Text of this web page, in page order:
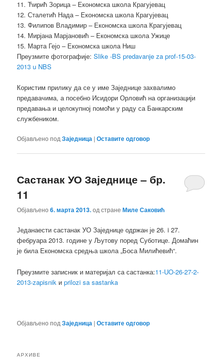
11. Ћирић Зорица – Економска школа Крагујевац
12. Сталетић Нада – Економска школа Крагујевац
13. Филипов Владимир – Економска школа Крагујевац
14. Мирјана Марјановић – Економска школа Ужице
15. Марта Гејо – Економска школа Ниш
Преузмите фотографије:Slike -BS predavanje za prof-15-03-
2013 u NBS
Користим прилику да се у име Заједнице захвалимо
предавачима, а посебно Исидори Орловић на организацији
предавања и целокупној помоћи у раду са Банкарским
службеником.
Објављено под Заједница |Оставите одговор
Састанак УО Заједнице – бр.
11
Објављено6. марта 2013.од странеМиле Саковић
Једанаести састанак УО Заједнице одржан је 26. i 27.
фебруара 2013. године у Љутову поред Суботице. Домаћин
је била Економска средња школа „Боса Милићевић“.
Преузмите записник и материјал са састанка:11-UO-26-27-2-
2013-zapisnik иprilozi sa sastanka
Објављено под Заједница |Оставите одговор
АРХИВЕ